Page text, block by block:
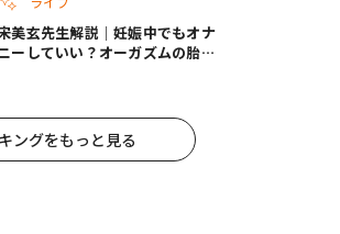
美玄先生解説｜妊娠中でもオナ
ーしていい？オーガズムの胎児
ングをもっと見る